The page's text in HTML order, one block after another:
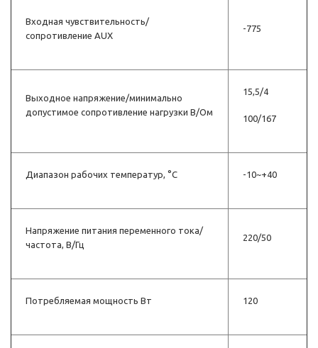
Входная чувствительность/
сопротивление АUX
-775
Выходное напряжение/минимально
допустимое сопротивление нагрузки В/Ом
15,5/4
100/167
Диапазон рабочих температур, °С -10~+40
Напряжение питания пере­менного тока/
частота, В/Гц
220/50
Потребляемая мощность Вт 120